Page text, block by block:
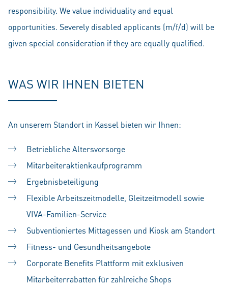
responsibility. We value individuality and equal
opportunities. Severely disabled applicants (m/f/d) will be
given special consideration if they are equally qualified.
WAS WIR IHNEN BIETEN
An unserem Standort in Kassel bieten wir Ihnen:
Betriebliche Altersvorsorge
Mitarbeiteraktienkaufprogramm
Ergebnisbeteiligung
Flexible Arbeitszeitmodelle, Gleitzeitmodell sowie
VIVA-Familien-Service
Subventioniertes Mittagessen und Kiosk am Standort
Fitness- und Gesundheitsangebote
Corporate Benefits Plattform mit exklusiven
Mitarbeiterrabatten für zahlreiche Shops